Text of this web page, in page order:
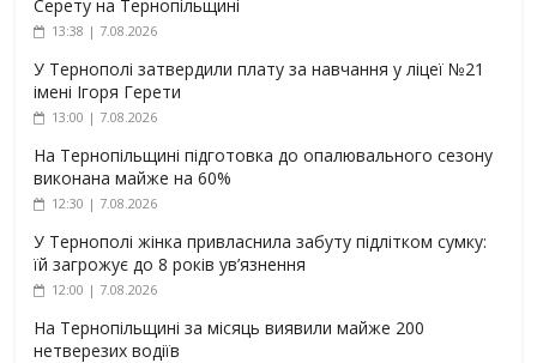
Серету на Тернопільщині
13:38 | 7.08.2026
У Тернополі затвердили плату за навчання у ліцеї №21
імені Ігоря Герети
13:00 | 7.08.2026
На Тернопільщині підготовка до опалювального сезону
виконана майже на 60%
12:30 | 7.08.2026
У Тернополі жінка привласнила забуту підлітком сумку:
їй загрожує до 8 років ув’язнення
12:00 | 7.08.2026
На Тернопільщині за місяць виявили майже 200
нетверезих водіїв